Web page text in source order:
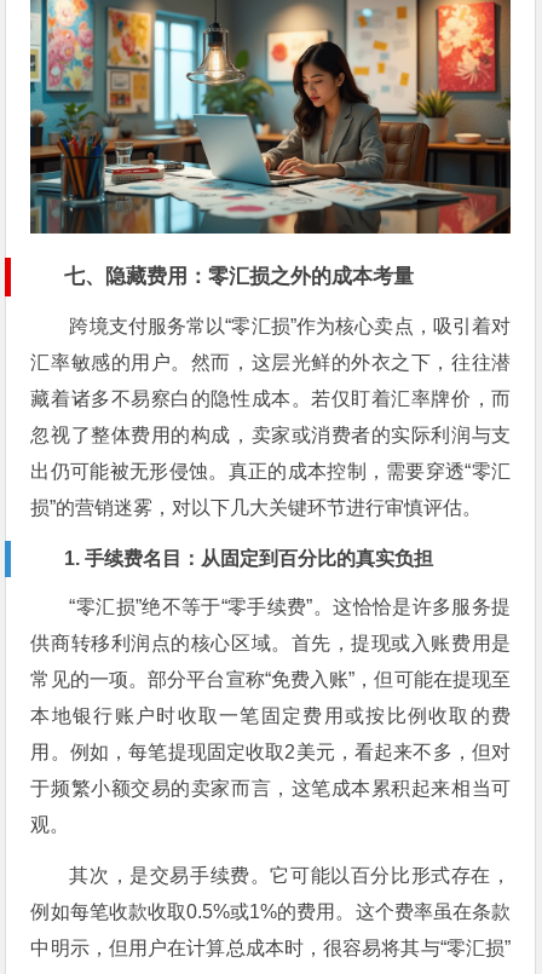
七、隐藏费用：零汇损之外的成本考量
跨境支付服务常以“零汇损”作为核心卖点，吸引着对
汇率敏感的用户。然而，这层光鲜的外衣之下，往往潜
藏着诸多不易察白的隐性成本。若仅盯着汇率牌价，而
忽视了整体费用的构成，卖家或消费者的实际利润与支
出仍可能被无形侵蚀。真正的成本控制，需要穿透“零汇
损”的营销迷雾，对以下几大关键环节进行审慎评估。
1. 手续费名目：从固定到百分比的真实负担
“零汇损”绝不等于“零手续费”。这恰恰是许多服务提
供商转移利润点的核心区域。首先，提现或入账费用是
常见的一项。部分平台宣称“免费入账”，但可能在提现至
本地银行账户时收取一笔固定费用或按比例收取的费
用。例如，每笔提现固定收取2美元，看起来不多，但对
于频繁小额交易的卖家而言，这笔成本累积起来相当可
观。
其次，是交易手续费。它可能以百分比形式存在，
例如每笔收款收取0.5%或1%的费用。这个费率虽在条款
中明示，但用户在计算总成本时，很容易将其与“零汇损”